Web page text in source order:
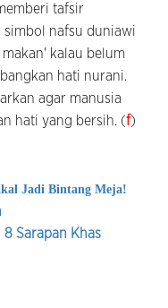
tafsir
simbol nafsu duniawi
kalau belum
hati nurani.
agar manusia
hati yang bersih. (f)
Jadi Bintang Meja!
8 Sarapan Khas